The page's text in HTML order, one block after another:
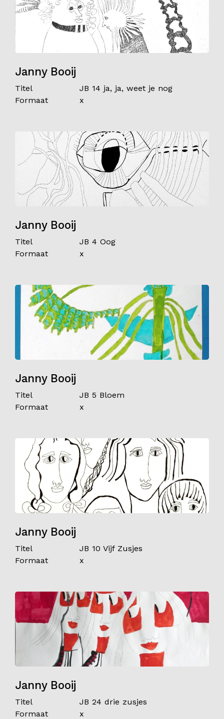
Janny Booij
Titel
JB 14 ja, ja, weet je nog
Formaat
x
Janny Booij
Titel
JB 4 Oog
Formaat
x
Janny Booij
Titel
JB 5 Bloem
Formaat
x
Janny Booij
Titel
JB 10 Vijf Zusjes
Formaat
x
Janny Booij
Titel
JB 24 drie zusjes
Formaat
x